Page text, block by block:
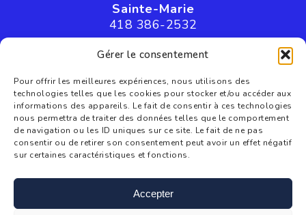
Gérer le consentement
Pour offrir les meilleures expériences, nous utilisons des
technologies telles que les cookies pour stocker et/ou accéder aux
informations des appareils. Le fait de consentir à ces technologies
nous permettra de traiter des données telles que le comportement
de navigation ou les ID uniques sur ce site. Le fait de ne pas
consentir ou de retirer son consentement peut avoir un effet négatif
sur certaines caractéristiques et fonctions.
Accepter
Sainte-Marie
418 386-2532
Saint-Joseph
information@cjebn.com